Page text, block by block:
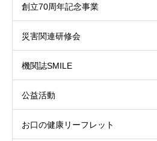
創立70周年記念事業
災害関連研修会
機関誌SMILE
公益活動
お口の健康リーフレット